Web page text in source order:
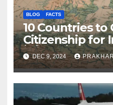
BLOG FACTS
10 Countries to
Citizenship for
के लिए सबसे आसान
देश
DEC 9, 2024